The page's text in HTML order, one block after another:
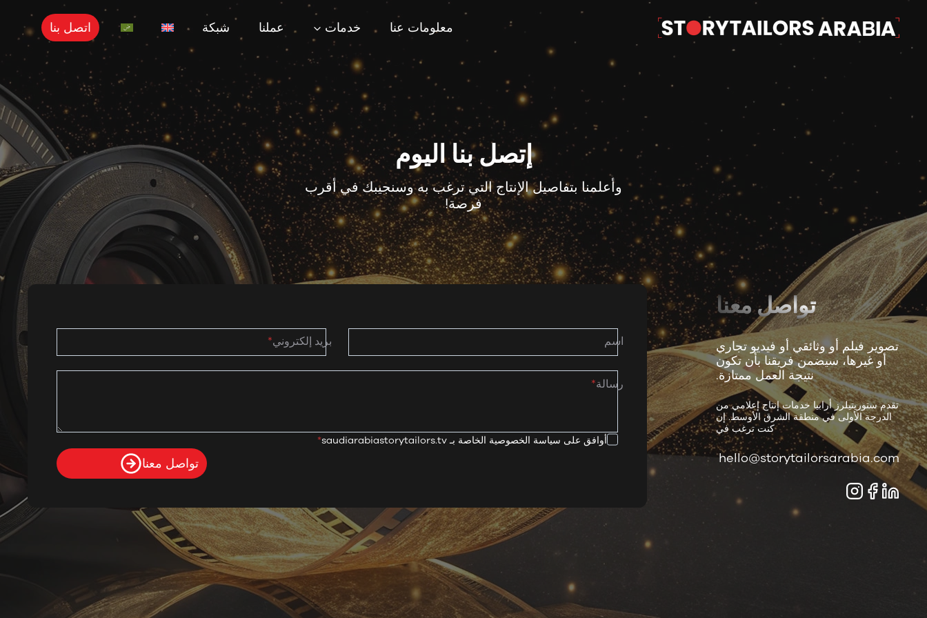
التجاوز
المحتوى
معلومات عنا خدمات عملنا شبكة اتصل بنا
إتصل بنا اليوم
وأعلمنا بتفاصيل الإنتاج التي ترغب به وسنجيبك في أقرب
فرصة!
تواصل معنا
تصوير فيلم أو وثائقي أو فيديو تجاري
أو غيرها، سيضمن فريقنا بأن تكون
نتيجة العمل ممتازة.
تقدم ستوريتيلرز أرابيا خدمات إنتاج إعلامي من
الدرجة الأولى في منطقة الشرق الأوسط. إن
كنت ترغب في
hello@storytailorsarabia.com
اسم بريد إلكتروني*
رسالة*
G
أوافق على سياسة الخصوصية الخاصة بـ saudiarabiastorytailors.tv *
تواصل معنا